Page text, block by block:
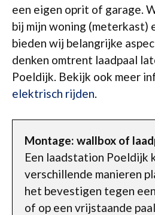
een eigen oprit of garage.
bij mijn woning (meterkast)
bieden wij belangrijke
denken omtrent laadpaal
Poeldijk. Bekijk ook meer
elektrisch rijden.
Montage: wallbox of
Een laadstation Poeldijk
verschillende manieren
het bevestigen tegen
of op een vrijstaande